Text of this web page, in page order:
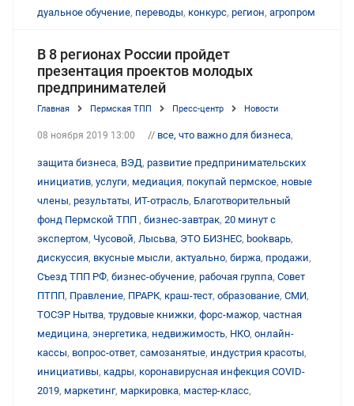
дуальное обучение, переводы, конкурс, регион, агропром
В 8 регионах России пройдет
презентация проектов молодых
предпринимателей
Главная Пермская ТПП Пресс-центр Новости
08 ноября 2019 13:00 // все, что важно для бизнеса,
защита бизнеса, ВЭД, развитие предпринимательских
инициатив, услуги, медиация, покупай пермское, новые
члены, результаты, ИТ-отрасль, Благотворительный
фонд Пермской ТПП , бизнес-завтрак, 20 минут с
экспертом, Чусовой, Лысьва, ЭТО БИЗНЕС, bookварь,
дискуссия, вкусные мысли, актуально, биржа, продажи,
Съезд ТПП РФ, бизнес-обучение, рабочая группа, Совет
ПТПП, Правление, ПРАРК, краш-тест, образование, СМИ,
ТОСЭР Нытва, трудовые книжки, форс-мажор, частная
медицина, энергетика, недвижимость, НКО, онлайн-
кассы, вопрос-ответ, самозанятые, индустрия красоты,
инициативы, кадры, коронавирусная инфекция COVID-
2019, маркетинг, маркировка, мастер-класс,